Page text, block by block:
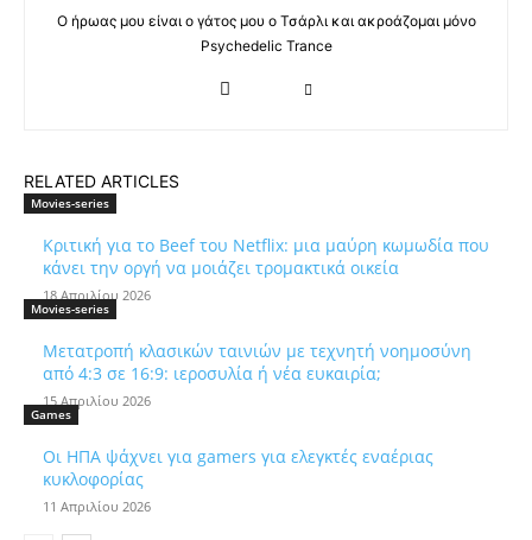
Ο ήρωας μου είναι ο γάτος μου ο Τσάρλι και ακροάζομαι μόνο
Psychedelic Trance
RELATED ARTICLES
Movies-series
Κριτική για το Beef του Netflix: μια μαύρη κωμωδία που
κάνει την οργή να μοιάζει τρομακτικά οικεία
18 Απριλίου 2026
Movies-series
Μετατροπή κλασικών ταινιών με τεχνητή νοημοσύνη
από 4:3 σε 16:9: ιεροσυλία ή νέα ευκαιρία;
15 Απριλίου 2026
Games
Οι ΗΠΑ ψάχνει για gamers για ελεγκτές εναέριας
κυκλοφορίας
11 Απριλίου 2026